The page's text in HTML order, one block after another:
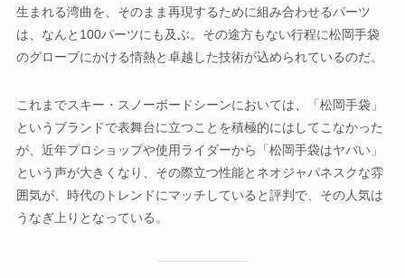
生まれる湾曲を、そのまま再現するために組み合わせるパーツ
は、なんと100パーツにも及ぶ。その途方もない行程に松岡手袋
のグローブにかける情熱と卓越した技術が込められているのだ。
これまでスキー・スノーボードシーンにおいては、「松岡手袋」
というブランドで表舞台に立つことを積極的にはしてこなかった
が、近年プロショップや使用ライダーから「松岡手袋はヤバい」
という声が大きくなり、その際立つ性能とネオジャパネスクな雰
囲気が、時代のトレンドにマッチしていると評判で、その人気は
うなぎ上りとなっている。